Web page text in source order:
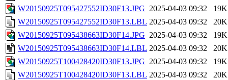
W20150925T095427552ID30F13.JPG 2025-04-03 09:32
19K
W20150925T095427552ID30F13.LBL 2025-04-03 09:32
20K
W20150925T095438663ID30F14.JPG 2025-04-03 09:32
19K
W20150925T095438663ID30F14.LBL 2025-04-03 09:32
20K
W20150925T100428420ID30F13.JPG 2025-04-03 09:32
19K
W20150925T100428420ID30F13.LBL 2025-04-03 09:32
20K